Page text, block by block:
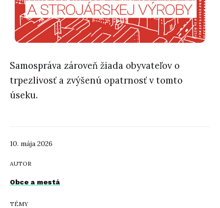
10. mája 2026
AUTOR
Obce a mestá
TÉMY
Samospráva zároveň žiada obyvateľov o
trpezlivosť a zvýšenú opatrnosť v tomto
úseku.